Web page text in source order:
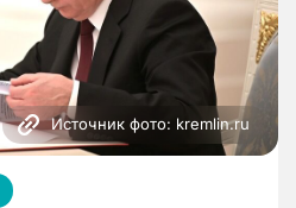
Источник фото: kremlin.ru